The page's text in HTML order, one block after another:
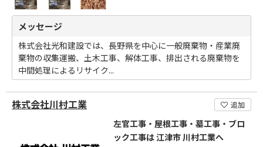
メッセージ
株式会社光和建設では、長野県を中心に一般廃棄物・産業廃
棄物の収集運搬、土木工事、解体工事、排出される廃棄物を
中間処理によるリサイク...
株式会社川村工業 追加
左官工事・屋根工事・墓工事・ブロ
ック工事は 江津市 川村工業へ